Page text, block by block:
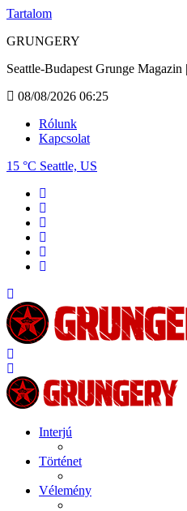
Tartalom
GRUNGERY
Seattle-Budapest Grunge
08/08/2026 06:25
Rólunk
Kapcsolat
15 °C Seattle, US
Interjú
Történet
Vélemény